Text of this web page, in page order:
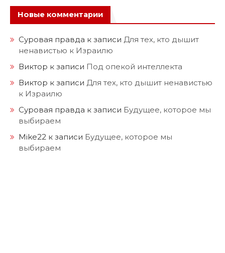
Новые комментарии
Суровая правда к записи Для тех, кто дышит
ненавистью к Израилю
Виктор к записи Под опекой интеллекта
Виктор к записи Для тех, кто дышит ненавистью
к Израилю
Суровая правда к записи Будущее, которое мы
выбираем
Mike22 к записи Будущее, которое мы
выбираем